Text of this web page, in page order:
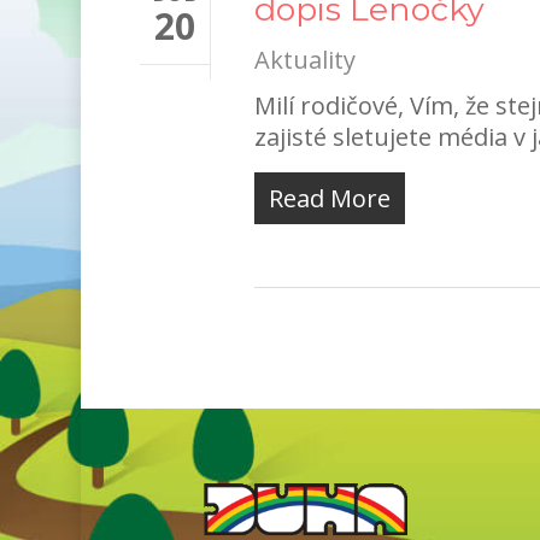
20 dopis Lenočky
Aktuality
Milí rodičové, Vím, že
zajisté sletujete média v
Read More